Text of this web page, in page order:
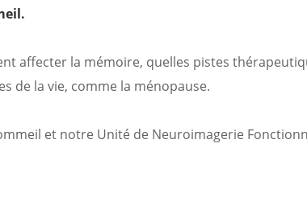
affecter la mémoire, quelles pistes
de la vie, comme la ménopause.
et notre Unité de Neuroimagerie